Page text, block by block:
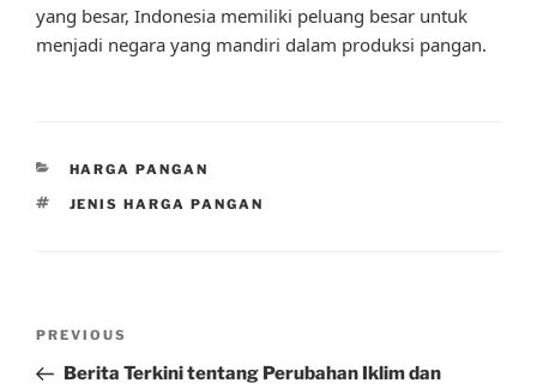
yang besar, Indonesia memiliki peluang besar untuk
menjadi negara yang mandiri dalam produksi pangan.
CATEGORIES
HARGA PANGAN
TAGS
JENIS HARGA PANGAN
Previous
Post
PREVIOUS
Berita Terkini tentang Perubahan Iklim dan